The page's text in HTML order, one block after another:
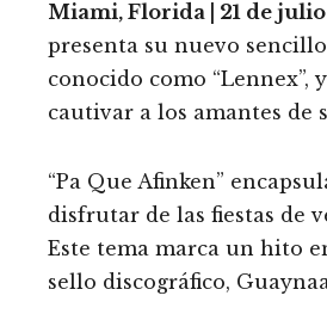
Miami, Florida | 21 de julio
presenta su nuevo
conocido como
cautivar a los amantes de
“Pa Que Afinken”
disfrutar de las fiestas de
Este tema marca un hito
sello discográfico,